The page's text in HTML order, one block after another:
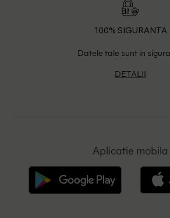
100% SIGURANTA
Datele tale sunt in
DETALII
Aplicatie mobila